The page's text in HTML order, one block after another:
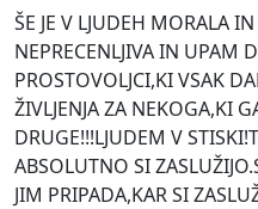
ŠE JE V LJUDEH MORALA
NEPRECENLJIVA IN UPAM
PROSTOVOLJCI,KI VSAK
ŽIVLJENJA ZA NEKOGA,KI
DRUGE!!!LJUDEM V
ABSOLUTNO SI
JIM PRIPADA,KAR SI